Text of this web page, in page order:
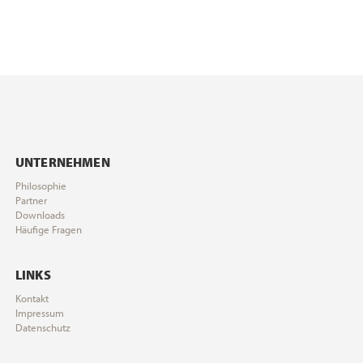
UNTERNEHMEN
Philosophie
Partner
Downloads
Häufige Fragen
LINKS
Kontakt
Impressum
Datenschutz